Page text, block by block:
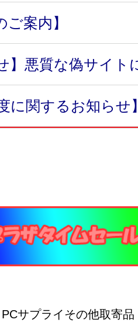
ご案内】
】悪質な偽サイト
に関するお知らせ
サプライその他取寄品